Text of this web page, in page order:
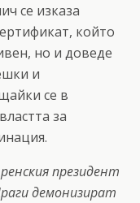
се изказа
който
но и доведе
и
се в
за
президент
демонизират